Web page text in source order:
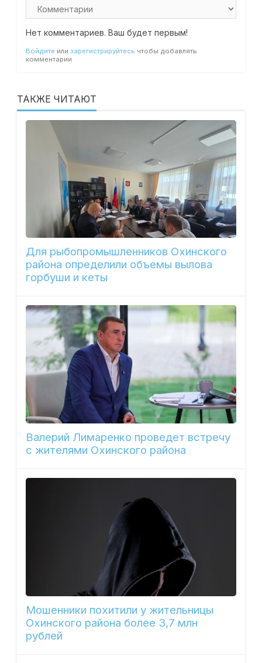
Нет комментариев. Ваш будет первым!
Войдите или зарегистрируйтесь чтобы добавлять
комментарии
ТАКЖЕ ЧИТАЮТ
Для рыбопромышленников Охинского
района определили объемы вылова
горбуши и кеты
Валерий Лимаренко проведет встречу
с жителями Охинского района
Мошенники похитили у жительницы
Охинского района более 3,7 млн
рублей